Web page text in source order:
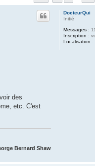
DocteurQui
Initié
Messages :
Inscription :
Localisation :
des
etc. C'est
Bernard Shaw